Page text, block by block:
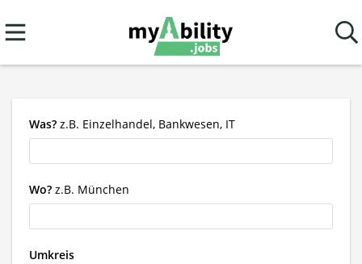
Was? z.B. Einzelhandel, Bankwesen, IT
Wo? z.B. München
Umkreis